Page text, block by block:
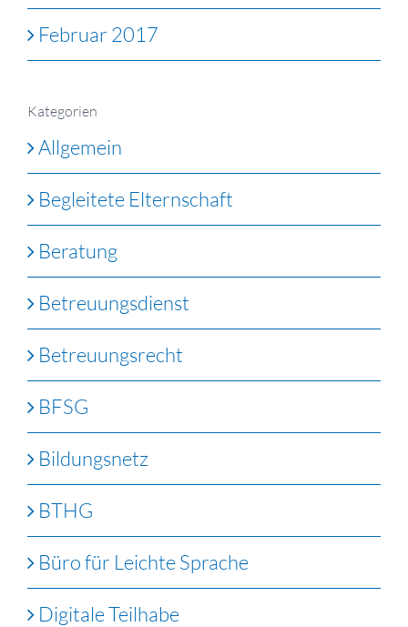
Februar 2017
Kategorien
Allgemein
Begleitete Elternschaft
Beratung
Betreuungsdienst
Betreuungsrecht
BFSG
Bildungsnetz
BTHG
Büro für Leichte Sprache
Digitale Teilhabe